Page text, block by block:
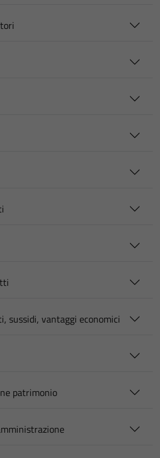
sussidi, vantaggi economici
patrimonio